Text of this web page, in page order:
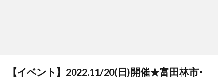
【イベント】2022.11/20(日)開催★富田林市･